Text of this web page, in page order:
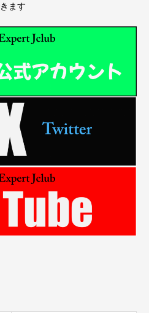
ます